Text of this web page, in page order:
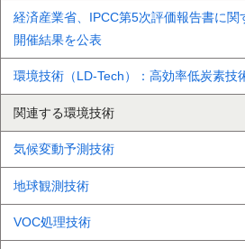
経済産業省、IPCC第5次評価報告書に
開催結果を公表
環境技術（LD‑Tech）：高効率低炭素
関連する環境技術
気候変動予測技術
地球観測技術
VOC処理技術